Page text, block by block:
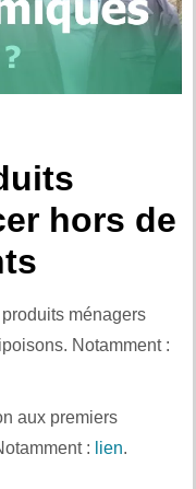
hors de
ménagers
Notamment :
aux premiers
: lien.